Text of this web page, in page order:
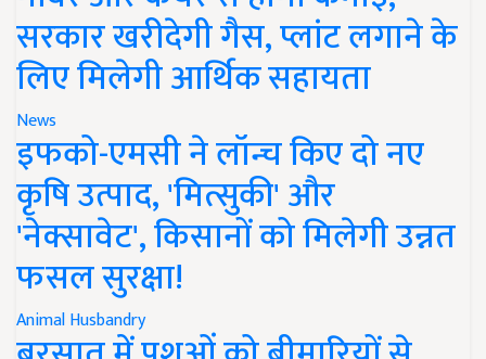
सरकार खरीदेगी गैस, प्लांट लगाने के
लिए मिलेगी आर्थिक सहायता
News
इफको-एमसी ने लॉन्च किए दो नए
कृषि उत्पाद, 'मित्सुकी' और
'नेक्सावेट', किसानों को मिलेगी उन्नत
फसल सुरक्षा!
Animal Husbandry